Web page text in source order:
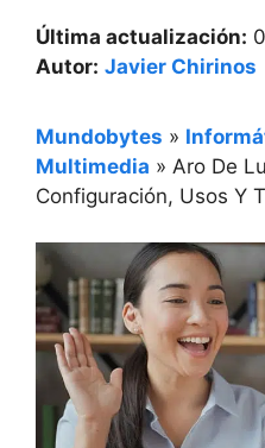
Última actualización:
Autor: Javier Chirinos
Mundobytes »
Multimedia » Aro De
Configuración, Usos Y